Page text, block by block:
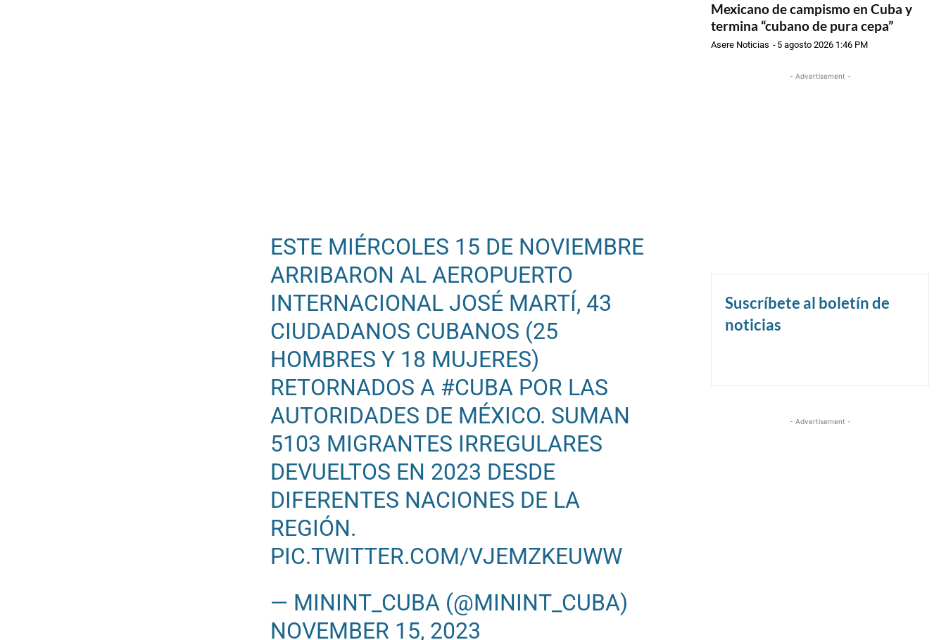
ESTE MIÉRCOLES 15 DE NOVIEMBRE
ARRIBARON AL AEROPUERTO
INTERNACIONAL JOSÉ MARTÍ, 43
CIUDADANOS CUBANOS (25
HOMBRES Y 18 MUJERES)
RETORNADOS A #CUBA POR LAS
AUTORIDADES DE MÉXICO. SUMAN
5103 MIGRANTES IRREGULARES
DEVUELTOS EN 2023 DESDE
DIFERENTES NACIONES DE LA
REGIÓN.
PIC.TWITTER.COM/VJEMZKEUWW
— MININT_CUBA (@MININT_CUBA)
NOVEMBER 15, 2023
Mexicano de campismo en Cuba y
termina “cubano de pura cepa”
Asere Noticias - 5 agosto 2026 1:46 PM
- Advertisement -
Suscríbete al boletín de
noticias
- Advertisement -